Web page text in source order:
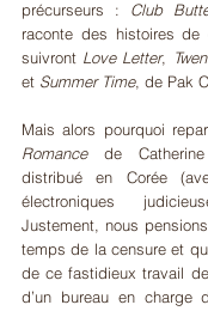
précurseurs : Club
raconte des histoires de
suivront Love Letter,
et Summer Time, de Pak
Romance de
distribué en Corée
électroniques
Justement, nous
temps de la censure et
de ce fastidieux travail
d’un bureau en charge